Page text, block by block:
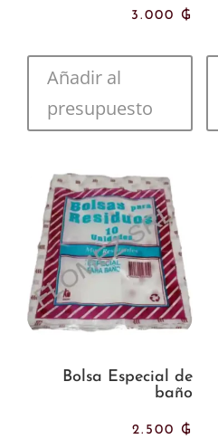
3.000 ₲
Añadir al
presupuesto
Bolsa Especial de
baño
2.500 ₲